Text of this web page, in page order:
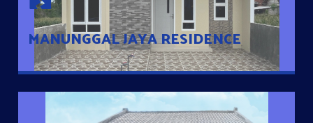
MANUNGGAL JAYA RESIDENCE